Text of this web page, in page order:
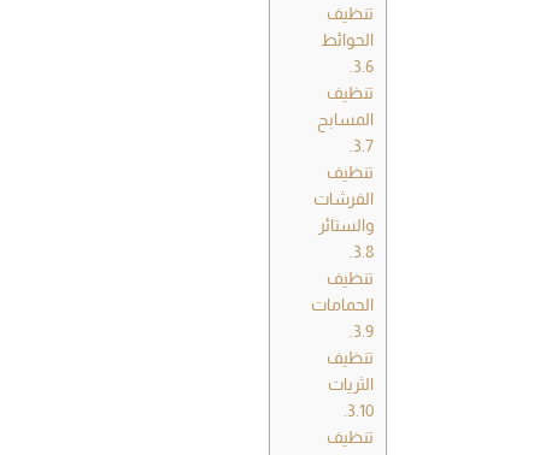
تنظيف
الحوائط
3.6.
تنظيف
المسابح
3.7.
تنظيف
الفرشات
والستائر
3.8.
تنظيف
الحمامات
3.9.
تنظيف
الثريات
3.10.
تنظيف